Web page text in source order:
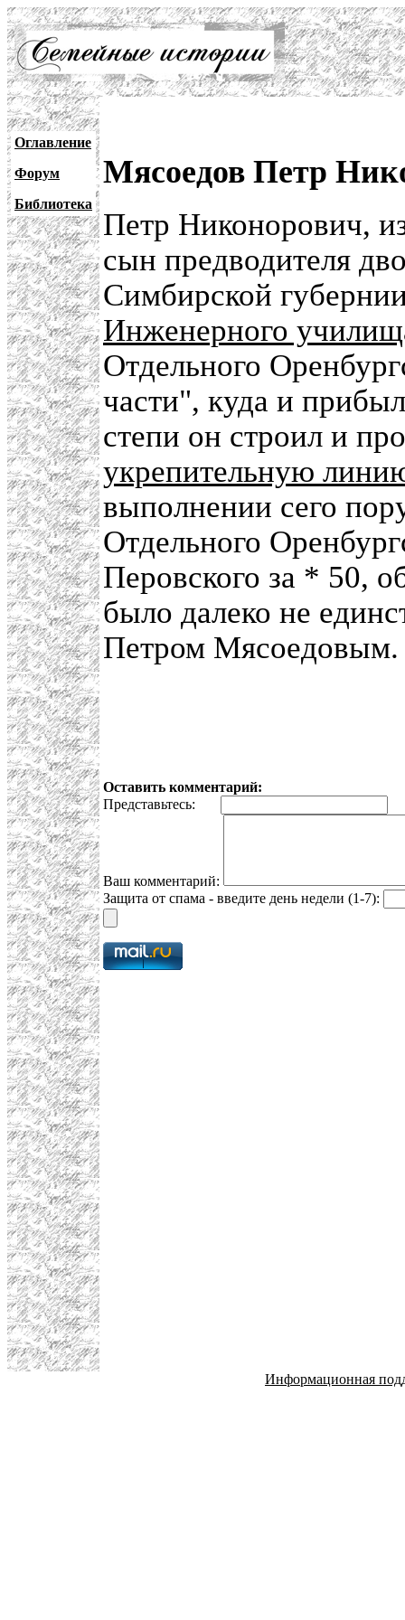
Оглавление
Форум
Библиотека
Мясоедов Петр
Петр Никонорович,
сын предводителя
Симбирской
Инженерного
Отдельного
части", куда и
степи он строил и
укрепительную
выполнении сего
Отдельного
Перовского за * 50,
было далеко не
Петром Мясоедовым.
Оставить комментарий:
Представьтесь:
Ваш комментарий:
Защита от спама - введите день недели (1-7):
Информационная